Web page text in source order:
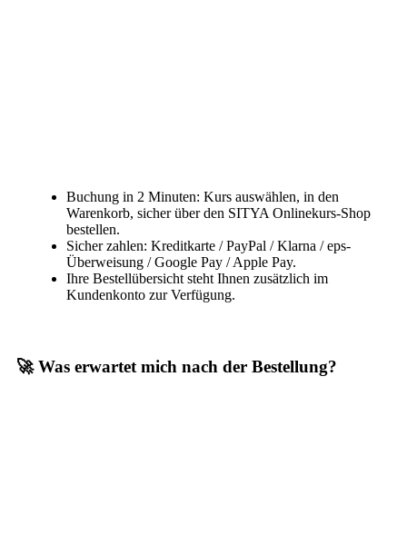
Buchung in 2 Minuten: Kurs auswählen, in den
Warenkorb, sicher über den SITYA Onlinekurs-Shop
bestellen.
Sicher zahlen: Kreditkarte / PayPal / Klarna / eps-
Überweisung / Google Pay / Apple Pay.
Ihre Bestellübersicht steht Ihnen zusätzlich im
Kundenkonto zur Verfügung.
🚀 Was erwartet mich nach der Bestellung?